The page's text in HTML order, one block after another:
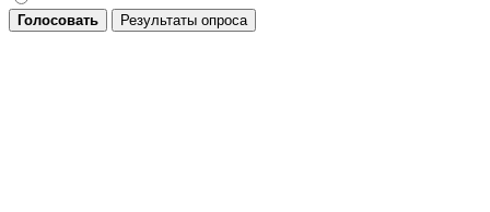
Голосовать Результаты опроса